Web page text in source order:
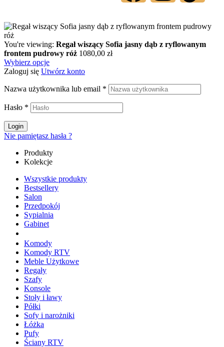
You're viewing: Regał wiszący Sofia jasny dąb z ryflowanym
frontem pudrowy róż 1080,00 zł
Wybierz opcje
Zaloguj się Utwórz konto
Nazwa użytkownika lub email *
Hasło *
Login
Nie pamiętasz hasła ?
Produkty
Kolekcje
Wszystkie produkty
Bestsellery
Salon
Przedpokój
Sypialnia
Gabinet
Komody
Komody RTV
Meble Użytkowe
Regały
Szafy
Konsole
Stoły i ławy
Półki
Sofy i narożniki
Łóżka
Pufy
Ściany RTV